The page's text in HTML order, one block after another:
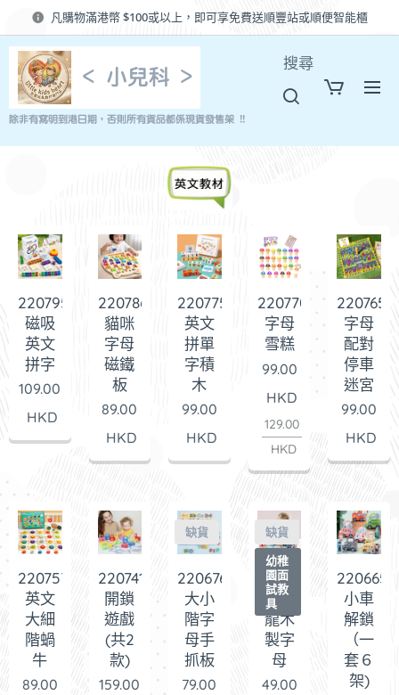
凡購物滿港幣 $100或以上，即可享免費送順豐站或順便智能櫃
< 小兒科 >
除非有寫明到港日期，否則所有貨品都係現貨發售架 !!
搜尋
220795
磁吸
英文
拼字
109.00
HKD
220786
貓咪
字母
磁鐵
板
89.00
HKD
220775
英文
拼單
字積
木
99.00
HKD
220770
字母
雪糕
99.00
HKD
129.00
HKD
220765
字母
配對
停車
迷宮
99.00
HKD
220757
英文
大細
階蝸
牛
89.00
220741
開鎖
遊戲
(共2
款)
159.00
220676
大小
階字
母手
抓板
缺貨
79.00
220673
馬卡
龍木
製字
母
缺貨
幼稚
園面
試教
具
49.00
220665
小車
解鎖
（一
套６
架)